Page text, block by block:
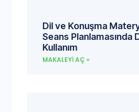
Dil ve Konuşma
Seans Planlamasında
Kullanım
MAKALEYI AÇ »